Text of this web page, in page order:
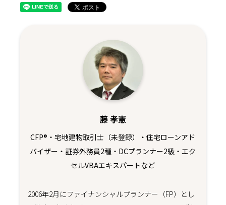
藤 孝憲
CFP®・宅地建物取引士（未登録）・住宅ローンアド
バイザー・証券外務員2種・DCプランナー2級・エク
セルVBAエキスパートなど
2006年2月にファイナンシャルプランナー（FP）とし